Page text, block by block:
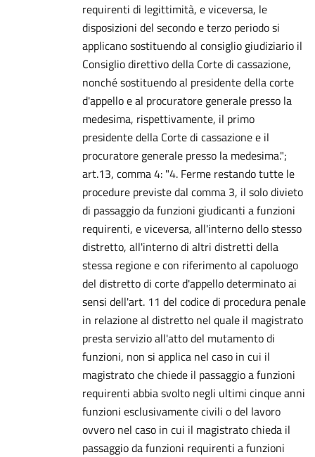
requirenti di legittimità, e viceversa, le
disposizioni del secondo e terzo periodo si
applicano sostituendo al consiglio giudiziario il
Consiglio direttivo della Corte di cassazione,
nonché sostituendo al presidente della corte
d'appello e al procuratore generale presso la
medesima, rispettivamente, il primo
presidente della Corte di cassazione e il
procuratore generale presso la medesima.";
art.13, comma 4: "4. Ferme restando tutte le
procedure previste dal comma 3, il solo divieto
di passaggio da funzioni giudicanti a funzioni
requirenti, e viceversa, all'interno dello stesso
distretto, all'interno di altri distretti della
stessa regione e con riferimento al capoluogo
del distretto di corte d'appello determinato ai
sensi dell'art. 11 del codice di procedura penale
in relazione al distretto nel quale il magistrato
presta servizio all'atto del mutamento di
funzioni, non si applica nel caso in cui il
magistrato che chiede il passaggio a funzioni
requirenti abbia svolto negli ultimi cinque anni
funzioni esclusivamente civili o del lavoro
ovvero nel caso in cui il magistrato chieda il
passaggio da funzioni requirenti a funzioni